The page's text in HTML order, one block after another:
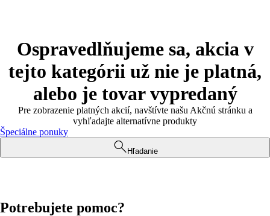
Ospravedlňujeme sa, akcia v
tejto kategórii už nie je platná,
alebo je tovar vypredaný
Pre zobrazenie platných akcií, navštívte našu Akčnú stránku a
vyhľadajte alternatívne produkty
Špeciálne ponuky
Hľadanie
Potrebujete pomoc?